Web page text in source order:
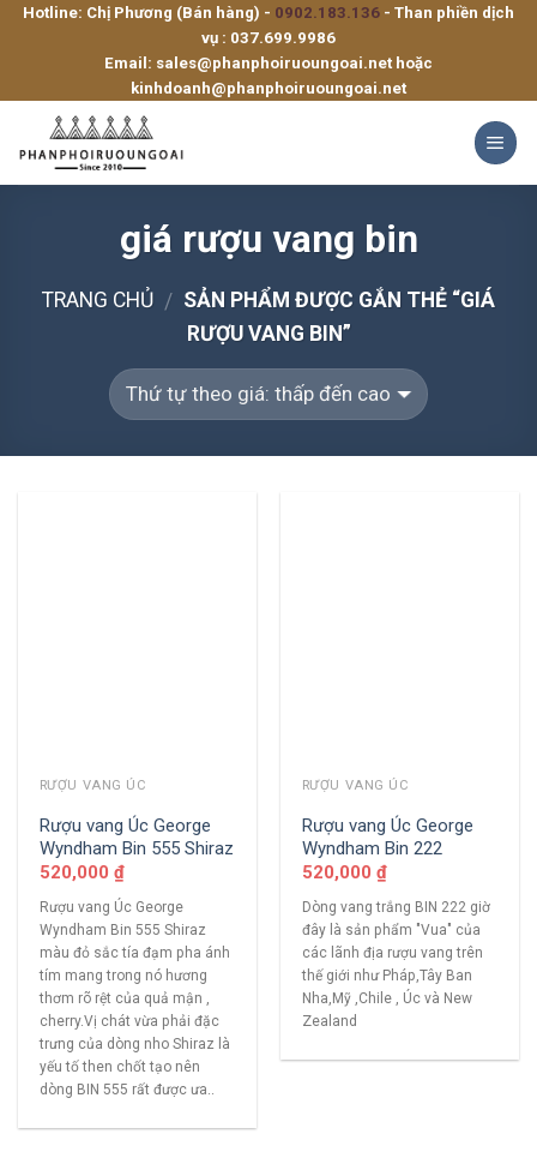
SkipHotline: Chị Phương (Bán hàng) - 0902.183.136 - Than phiền dịch
vụ : 037.699.9986
Email: sales@phanphoiruoungoai.net hoặc
kinhdoanh@phanphoiruoungoai.net
giá rượu vang bin
TRANG CHỦ / SẢN PHẨM ĐƯỢC GẮN THẺ “GIÁ
RƯỢU VANG BIN”
RƯỢU VANG ÚC
Rượu vang Úc George
Wyndham Bin 555 Shiraz
520,000 ₫
Rượu vang Úc George
Wyndham Bin 555 Shiraz
màu đỏ sắc tía đạm pha ánh
tím mang trong nó hương
thơm rõ rệt của quả mận ,
cherry.Vị chát vừa phải đặc
trưng của dòng nho Shiraz là
yếu tố then chốt tạo nên
dòng BIN 555 rất được ưa..
RƯỢU VANG ÚC
Rượu vang Úc George
Wyndham Bin 222
520,000 ₫
Dòng vang trắng BIN 222 giờ
đây là sản phẩm "Vua" của
các lãnh địa rượu vang trên
thế giới như Pháp,Tây Ban
Nha,Mỹ ,Chile , Úc và New
Zealand